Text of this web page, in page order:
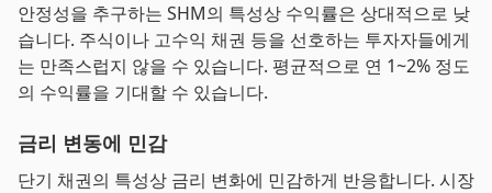
안정성을 추구하는 SHM의 특성상 수익률은 상대적으로 낮
습니다. 주식이나 고수익 채권 등을 선호하는 투자자들에게
는 만족스럽지 않을 수 있습니다. 평균적으로 연 1~2% 정도
의 수익률을 기대할 수 있습니다.
금리 변동에 민감
단기 채권의 특성상 금리 변화에 민감하게 반응합니다. 시장